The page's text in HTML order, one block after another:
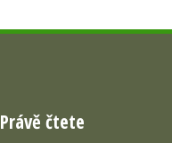
Právě čtete